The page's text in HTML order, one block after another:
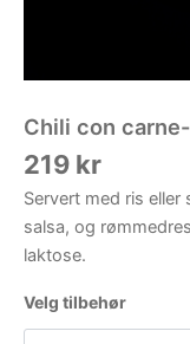
Chili con
219 kr
Servert med ris eller
salsa, og
laktose.
Velg tilbehør